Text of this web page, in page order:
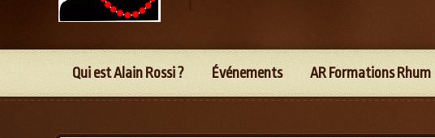
Qui est Alain Rossi ? Événements AR Formations Rhum